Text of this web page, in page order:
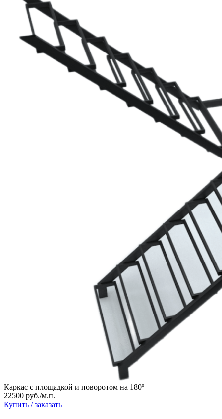
Каркас с площадкой и поворотом на 180º
22500 руб./м.п.
Купить / заказать